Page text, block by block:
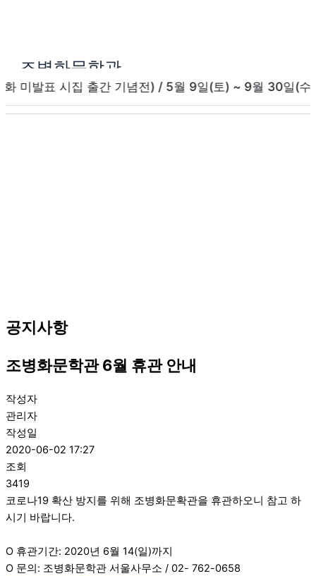
건
뛰
조병화문학관
미발표 시집 출간 기념전) / 5월 9일(토) ~ 9월 30일(수
공지사항
조병화문학관 6월 휴관 안내
작성자
관리자
작성일
2020-06-02 17:27
조회
3419
코로나19 확산 방지를 위해 조병화문확관을 휴관하오니 참고 하
시기 바랍니다.
O 휴관기간: 2020년 6월 14(일)까지
O 문의: 조병화문학관 서울사무소 / 02- 762-0658